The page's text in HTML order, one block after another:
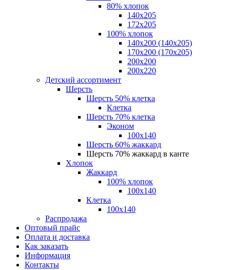
80% хлопок
140x205
172х205
100% хлопок
140x200 (140х205)
170x200 (170х205)
200х200
200х220
Детский ассортимент
Шерсть
Шерсть 50% клетка
Клетка
Шерсть 70% клетка
Эконом
100x140
Шерсть 60% жаккард
Шерсть 70% жаккард в канте
Хлопок
Жаккард
100% хлопок
100x140
Клетка
100х140
Распродажа
Оптовый прайс
Оплата и доставка
Как заказать
Информация
Контакты